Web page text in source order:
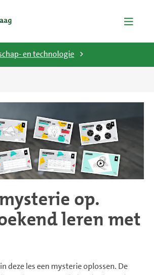
en technologie
op.
leren met
deze les een mysterie oplossen. De